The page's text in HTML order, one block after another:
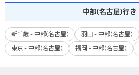
中部(名古屋)行き
新千歳 - 中部(名古屋) 羽田 - 中部(名古屋)
東京 - 中部(名古屋) 福岡 - 中部(名古屋)